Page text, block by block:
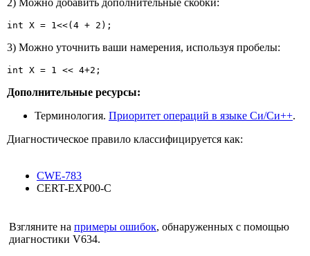
int X = 1<<(4 + 2);
3) Можно уточнить ваши намерения, используя пробелы:
int X = 1 << 4+2;
Дополнительные ресурсы:
Терминология. Приоритет операций в языке Си/Си++.
Диагностическое правило классифицируется как:
CWE-783
CERT-EXP00-C
Взгляните на примеры ошибок, обнаруженных с помощью
диагностики V634.